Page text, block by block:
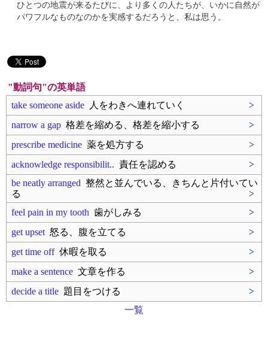
ひとつの地震が来るたびに、より多くの人たちが、いかに自然が
パワフルなものなのかを実感するだろうと、私は思う。
"動詞句"の英単語
take someone aside 人をわきへ連れていく
>
narrow a gap 格差を縮める、格差を縮小する
>
prescribe medicine 薬を処方する
>
acknowledge responsibilit.. 責任を認める
>
be neatly arranged 整然と並んでいる、きちんと片付いてい
る
>
feel pain in my tooth 歯がしみる
>
get upset 怒る、腹を立てる
>
get time off休暇を取る
>
make a sentence 文章を作る
>
decide a title 題目をつける
>
一覧